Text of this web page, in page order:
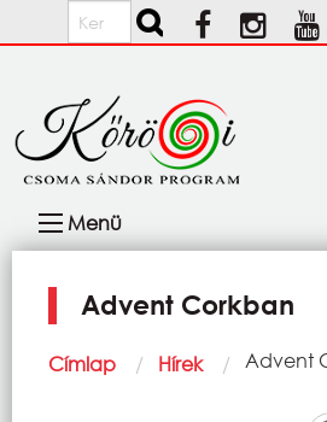
Ugrás a tartalomra
Keresés
navigáció
Menü
Advent Corkban
Morzsa
Címlap Hírek Current:
Advent